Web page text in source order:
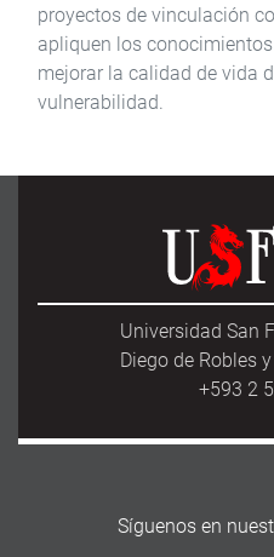
proyectos de vinculación
apliquen los
mejorar la calidad de vida
vulnerabilidad.
Universidad San
Diego de Robles
+593 2
Síguenos en